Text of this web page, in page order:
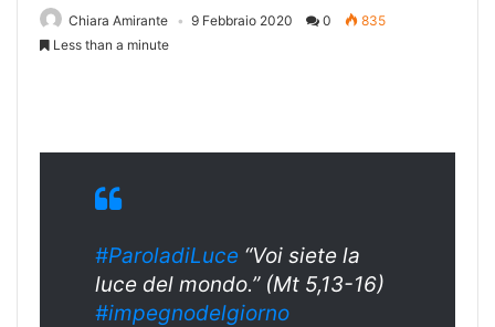
Chiara Amirante 9 Febbraio 2020 0
835
Less than a minute
#ParoladiLuce “Voi siete la
luce del mondo.” (Mt 5,13-16)
#impegnodelgiorno